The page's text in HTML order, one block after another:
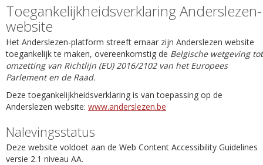
Toegankelijkheidsverklaring Anderslezen-
website
Het Anderslezen-platform streeft ernaar zijn Anderslezen website
toegankelijk te maken, overeenkomstig de Belgische wetgeving tot
omzetting van Richtlijn (EU) 2016/2102 van het Europees
Parlement en de Raad.
Deze toegankelijkheidsverklaring is van toepassing op de
Anderslezen website: www.anderslezen.be
Nalevingsstatus
Deze website voldoet aan de Web Content Accessibility Guidelines
versie 2.1 niveau AA.